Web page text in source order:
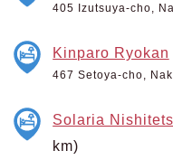
405 Izutsuya-cho,
Kinparo Ryokan
467 Setoya-cho,
Solaria
km)